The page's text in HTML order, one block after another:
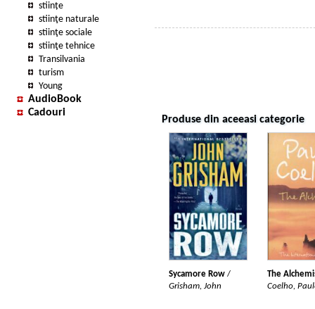
stiințe
stiinţe naturale
stiinţe sociale
stiinţe tehnice
Transilvania
turism
Young
AudioBook
Cadouri
Produse din aceeasi categorie
Sycamore Row /
Grisham, John
The
Coelho,